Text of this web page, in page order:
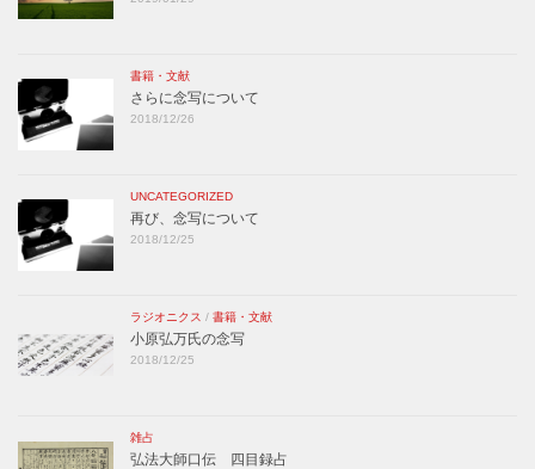
書籍・文献
さらに念写について
2018/12/26
UNCATEGORIZED
再び、念写について
2018/12/25
ラジオニクス / 書籍・文献
小原弘万氏の念写
2018/12/25
雑占
弘法大師口伝 四目録占